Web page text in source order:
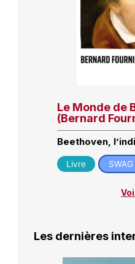
Le Monde de
(Bernard
Beethoven,
Livre SWAG
Les dernières